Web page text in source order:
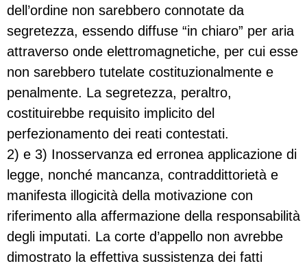
dell’ordine non sarebbero connotate da
segretezza, essendo diffuse “in chiaro” per aria
attraverso onde elettromagnetiche, per cui esse
non sarebbero tutelate costituzionalmente e
penalmente. La segretezza, peraltro,
costituirebbe requisito implicito del
perfezionamento dei reati contestati.
2) e 3) Inosservanza ed erronea applicazione di
legge, nonché mancanza, contraddittorietà e
manifesta illogicità della motivazione con
riferimento alla affermazione della responsabilità
degli imputati. La corte d’appello non avrebbe
dimostrato la effettiva sussistenza dei fatti